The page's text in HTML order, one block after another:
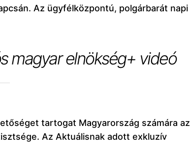
Az ügyfélközpontú, polgárbarát napi
magyar elnökség+ videó
tartogat Magyarország számára az
Az Aktuálisnak adott exkluzív